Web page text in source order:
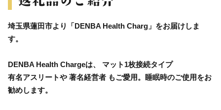
埼玉県蓮田市より「DENBA Health Charg」をお届けしま
す。
DENBA Health Chargeは、 マット1枚接続タイプ
有名アスリートや 著名経営者 もご愛用。睡眠時のご使用をお
勧めします。